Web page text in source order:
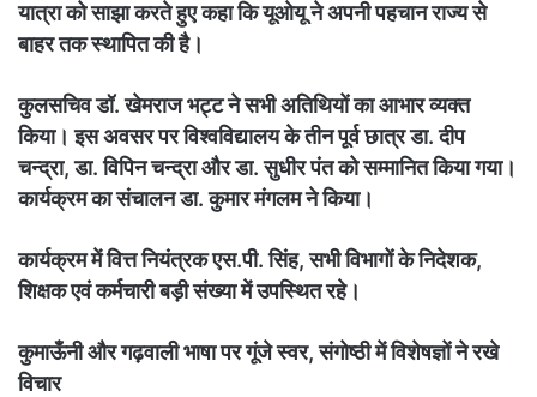
यात्रा को साझा करते हुए कहा कि यूओयू ने अपनी पहचान राज्य से
बाहर तक स्थापित की है।
कुलसचिव डॉ. खेमराज भट्ट ने सभी अतिथियों का आभार व्यक्त
किया। इस अवसर पर विश्वविद्यालय के तीन पूर्व छात्र डा. दीप
चन्द्रा, डा. विपिन चन्द्रा और डा. सुधीर पंत को सम्मानित किया गया।
कार्यक्रम का संचालन डा. कुमार मंगलम ने किया।
कार्यक्रम में वित्त नियंत्रक एस.पी. सिंह, सभी विभागों के निदेशक,
शिक्षक एवं कर्मचारी बड़ी संख्या में उपस्थित रहे।
कुमाऊँनी और गढ़वाली भाषा पर गूंजे स्वर, संगोष्ठी में विशेषज्ञों ने रखे
विचार